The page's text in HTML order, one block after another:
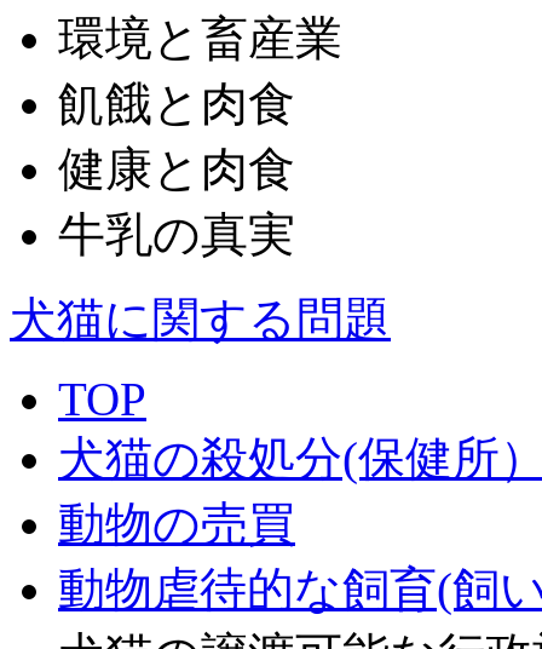
環境と畜産業
飢餓と肉食
健康と肉食
牛乳の真実
犬猫に関する問題
TOP
犬猫の殺処分(保健所
動物の売買
動物虐待的な飼育(飼